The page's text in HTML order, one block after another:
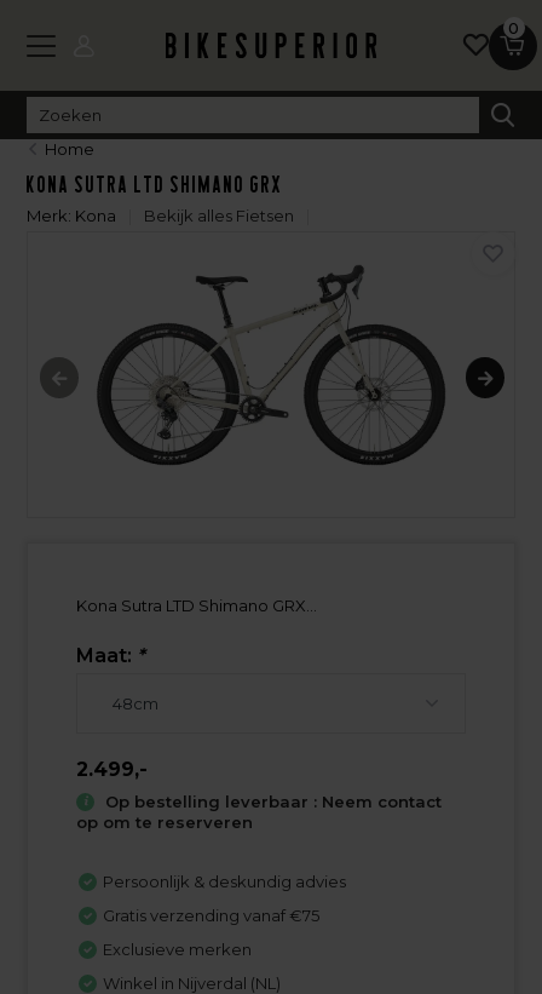
0
Home
Kona Sutra LTD Shimano GRX
Merk: Kona Bekijk alles Fietsen
Kona Sutra LTD Shimano GRX...
Maat: *
2.499,-
Op bestelling leverbaar : Neem contact
op om te reserveren
Persoonlijk & deskundig advies
Gratis verzending vanaf €75
Exclusieve merken
Winkel in Nijverdal (NL)